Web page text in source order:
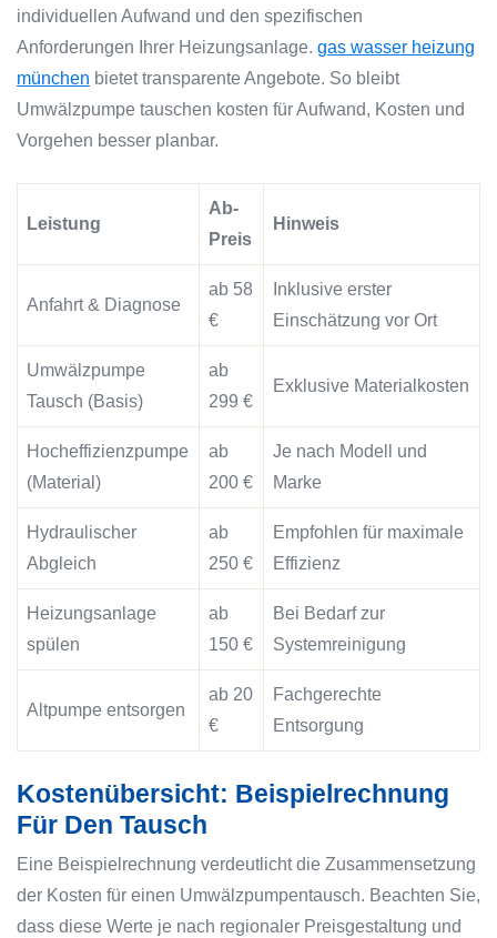
individuellen Aufwand und den spezifischen
Anforderungen Ihrer Heizungsanlage. gas wasser heizung
münchen bietet transparente Angebote. So bleibt
Umwälzpumpe tauschen kosten für Aufwand, Kosten und
Vorgehen besser planbar.
Leistung
Ab-
Preis
Hinweis
Anfahrt & Diagnose
ab 58
€
Inklusive erster
Einschätzung vor Ort
Umwälzpumpe
Tausch (Basis)
ab
299 €
Exklusive Materialkosten
Hocheffizienzpumpe
(Material)
ab
200 €
Je nach Modell und
Marke
Hydraulischer
Abgleich
ab
250 €
Empfohlen für maximale
Effizienz
Heizungsanlage
spülen
ab
150 €
Bei Bedarf zur
Systemreinigung
Altpumpe entsorgen
ab 20
€
Fachgerechte
Entsorgung
Kostenübersicht: Beispielrechnung
Für Den Tausch
Eine Beispielrechnung verdeutlicht die Zusammensetzung
der Kosten für einen Umwälzpumpentausch. Beachten Sie,
dass diese Werte je nach regionaler Preisgestaltung und